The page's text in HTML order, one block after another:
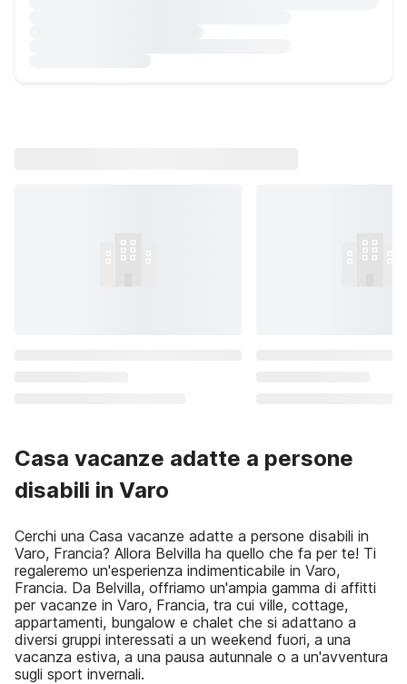
Casa vacanze adatte a persone
disabili in Varo
Cerchi una Casa vacanze adatte a persone disabili in
Varo, Francia? Allora Belvilla ha quello che fa per te! Ti
regaleremo un'esperienza indimenticabile in Varo,
Francia. Da Belvilla, offriamo un'ampia gamma di affitti
per vacanze in Varo, Francia, tra cui ville, cottage,
appartamenti, bungalow e chalet che si adattano a
diversi gruppi interessati a un weekend fuori, a una
vacanza estiva, a una pausa autunnale o a un'avventura
sugli sport invernali.